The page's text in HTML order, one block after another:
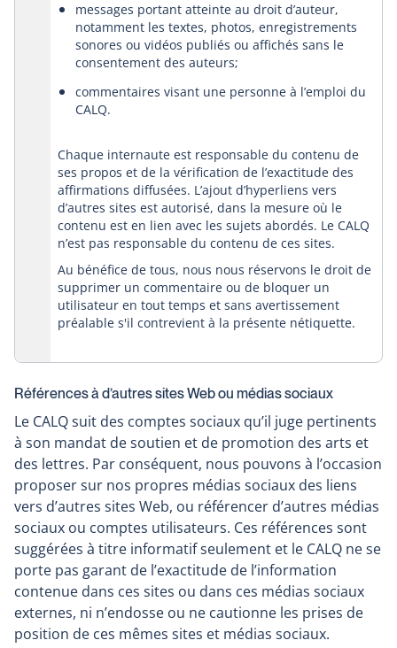
messages portant atteinte au droit d’auteur,
notamment les textes, photos, enregistrements
sonores ou vidéos publiés ou affichés sans le
consentement des auteurs;
commentaires visant une personne à l’emploi du
CALQ.
Chaque internaute est responsable du contenu de
ses propos et de la vérification de l’exactitude des
affirmations diffusées. L’ajout d’hyperliens vers
d’autres sites est autorisé, dans la mesure où le
contenu est en lien avec les sujets abordés. Le CALQ
n’est pas responsable du contenu de ces sites.
Au bénéfice de tous, nous nous réservons le droit de
supprimer un commentaire ou de bloquer un
utilisateur en tout temps et sans avertissement
préalable s'il contrevient à la présente nétiquette.
Références à d’autres sites Web ou médias sociaux
Le CALQ suit des comptes sociaux qu’il juge pertinents
à son mandat de soutien et de promotion des arts et
des lettres. Par conséquent, nous pouvons à l’occasion
proposer sur nos propres médias sociaux des liens
vers d’autres sites Web, ou référencer d’autres médias
sociaux ou comptes utilisateurs. Ces références sont
suggérées à titre informatif seulement et le CALQ ne se
porte pas garant de l’exactitude de l’information
contenue dans ces sites ou dans ces médias sociaux
externes, ni n’endosse ou ne cautionne les prises de
position de ces mêmes sites et médias sociaux.